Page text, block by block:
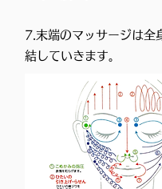
7.末端のマッサージは全
結していきます。